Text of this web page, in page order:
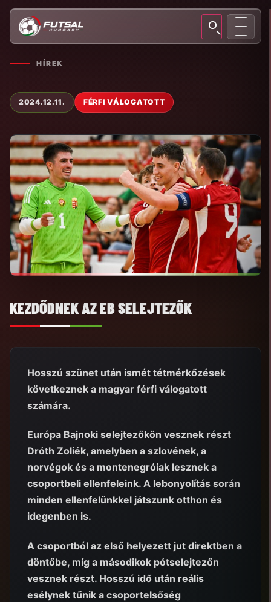
HÍREK
2024.12.11. FÉRFI VÁLOGATOTT
KEZDŐDNEK AZ EB SELEJTEZŐK
Hosszú szünet után ismét tétmérkőzések
következnek a magyar férfi válogatott
számára.
Európa Bajnoki selejtezőkön vesznek részt
Dróth Zoliék, amelyben a szlovének, a
norvégok és a montenegróiak lesznek a
csoportbeli ellenfeleink. A lebonyolítás során
minden ellenfelünkkel játszunk otthon és
idegenben is.
A csoportból az első helyezett jut direktben a
döntőbe, míg a másodikok pótselejtezőn
vesznek részt. Hosszú idő után reális
esélynek tűnik a csoportelsőség